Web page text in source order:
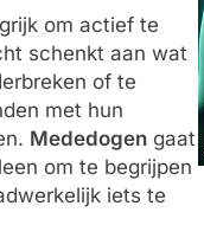
om actief te
schenkt aan wat
of te
met hun
Mededogen gaat
om te begrijpen
iets te